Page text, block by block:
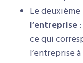
Le
l’entreprise
ce qui
l’entreprise